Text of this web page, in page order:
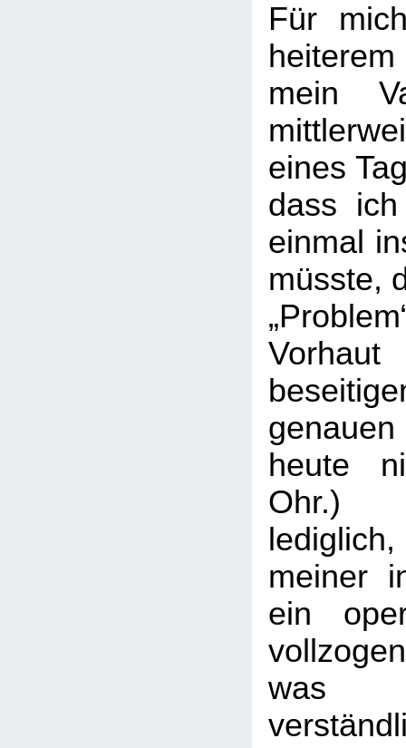
Für
mein
eines
dass
einmal
müsste,
heute
Ohr.)
meiner
ein